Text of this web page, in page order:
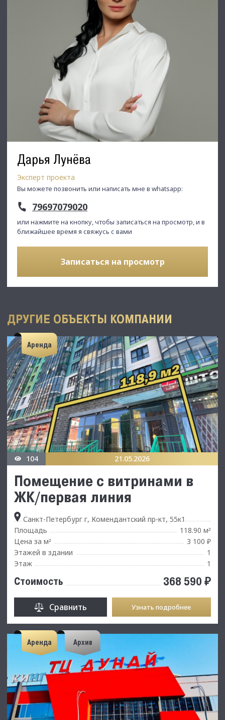
Дарья Лунёва
Эксперт проекта
Вы можете позвонить или написать мне в whatsapp:
79697079020
или нажмите на кнопку, чтобы записаться на просмотр, и в
ближайшее время я свяжусь с вами
Записаться на просмотр
ДРУГИЕ ОБЪЕКТЫ КОМПАНИИ
Аренда
104 21.05.2026
Помещение с витринами в
ЖК/первая линия
Санкт-Петербург г, Комендантский пр-кт, 55к1
Площадь
118.90 м²
Цена за м²
3 100 ₽
Этажей в здании
1
Этаж
1
Стоимость 368 590 ₽
Сравнить Узнать подробнее
Аренда Архив